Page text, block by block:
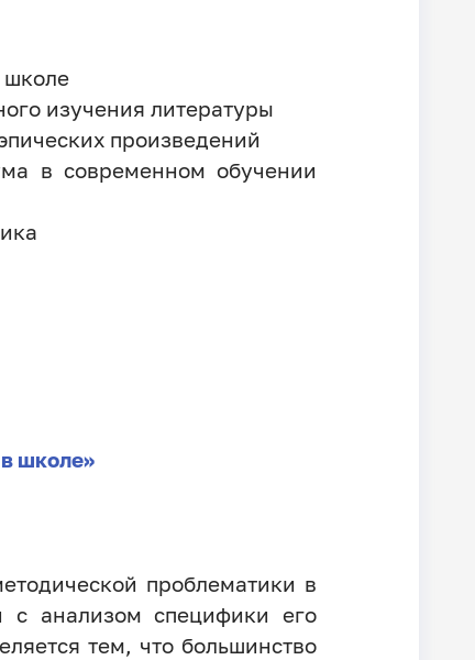
школе
изучения литературы
произведений
в современном обучении
школе»
проблематики в
с анализом специфики его
тем, что большинство